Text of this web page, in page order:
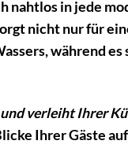
nahtlos in jede
nicht nur für
während
verleiht Ihrer
Ihrer Gäste